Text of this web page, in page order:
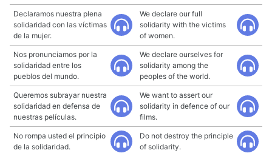
Declaramos nuestra plena
solidaridad con las víctimas
de la mujer.
We declare our full
solidarity with the victims
of women.
Nos pronunciamos por la
solidaridad entre los
pueblos del mundo.
We declare ourselves for
solidarity among the
peoples of the world.
Queremos subrayar nuestra
solidaridad en defensa de
nuestras películas.
We want to assert our
solidarity in defence of our
films.
No rompa usted el principio
de la solidaridad.
Do not destroy the principle
of solidarity.